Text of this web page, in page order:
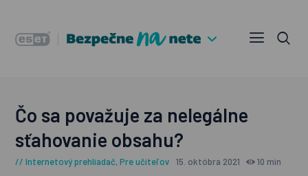
Čo sa považuje za nelegálne
sťahovanie obsahu?
Internetový prehliadač,Pre učiteľov 15. októbra 2021 10 min